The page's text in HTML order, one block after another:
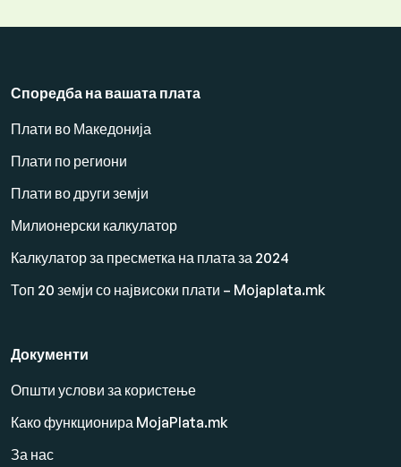
Споредба на вашата плата
Плати во Македонија
Плати по региони
Плати во други земји
Милионерски калкулатор
Калкулатор за пресметка на плата за 2024
Топ 20 земји со највисоки плати – Mojaplata.mk
Документи
Општи услови за користење
Како функционира MojaPlata.mk
За нас